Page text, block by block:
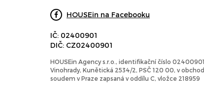
HOUSEin na Facebooku
IČ: 02400901
DIČ: CZ02400901
HOUSEin Agency s.r.o., identifikační číslo
Vinohrady, Kunětická 2534/2, PSČ 120 00, v
soudem v Praze zapsaná v oddílu C, vložce 218959